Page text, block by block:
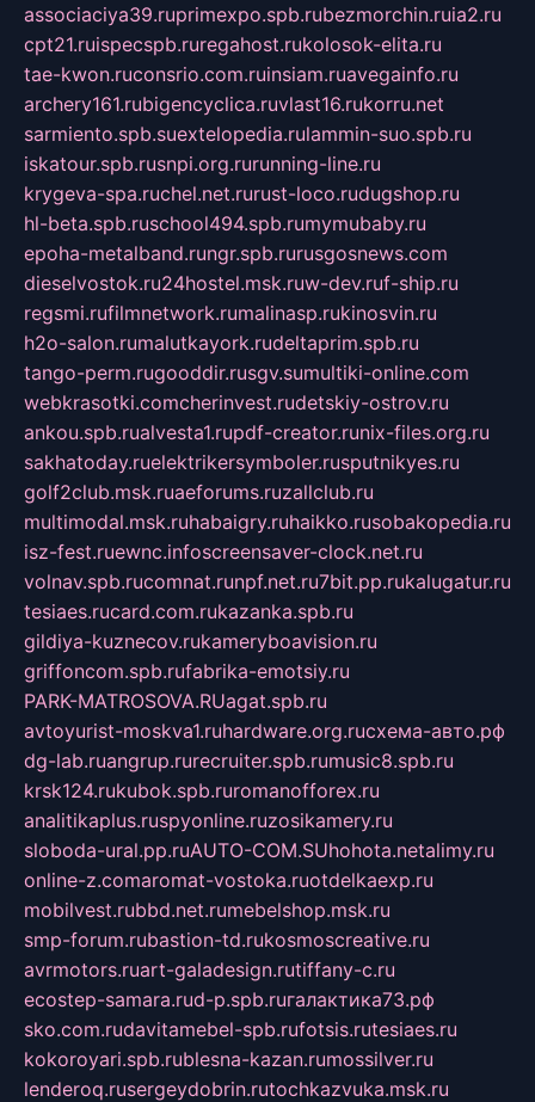
associaciya39.ruprimexpo.spb.rubezmorchin.ruia2.ru
cpt21.ruispecspb.ruregahost.rukolosok-elita.ru
tae-kwon.ruconsrio.com.ruinsiam.ruavegainfo.ru
archery161.rubigencyclica.ruvlast16.rukorru.net
sarmiento.spb.suextelopedia.rulammin-suo.spb.ru
iskatour.spb.rusnpi.org.rurunning-line.ru
krygeva-spa.ruchel.net.rurust-loco.rudugshop.ru
hl-beta.spb.ruschool494.spb.rumymubaby.ru
epoha-metalband.rungr.spb.rurusgosnews.com
dieselvostok.ru24hostel.msk.ruw-dev.ruf-ship.ru
regsmi.rufilmnetwork.rumalinasp.rukinosvin.ru
h2o-salon.rumalutkayork.rudeltaprim.spb.ru
tango-perm.rugooddir.rusgv.sumultiki-online.com
webkrasotki.comcherinvest.rudetskiy-ostrov.ru
ankou.spb.rualvesta1.rupdf-creator.runix-files.org.ru
sakhatoday.ruelektrikersymboler.rusputnikyes.ru
golf2club.msk.ruaeforums.ruzallclub.ru
multimodal.msk.ruhabaigry.ruhaikko.rusobakopedia.ru
isz-fest.ruewnc.infoscreensaver-clock.net.ru
volnav.spb.rucomnat.runpf.net.ru7bit.pp.rukalugatur.ru
tesiaes.rucard.com.rukazanka.spb.ru
gildiya-kuznecov.rukameryboavision.ru
griffoncom.spb.rufabrika-emotsiy.ru
PARK-MATROSOVA.RUagat.spb.ru
avtoyurist-moskva1.ruhardware.org.ruсхема-авто.рф
dg-lab.ruangrup.rurecruiter.spb.rumusic8.spb.ru
krsk124.rukubok.spb.ruromanofforex.ru
analitikaplus.ruspyonline.ruzosikamery.ru
sloboda-ural.pp.ruAUTO-COM.SUhohota.netalimy.ru
online-z.comaromat-vostoka.ruotdelkaexp.ru
mobilvest.rubbd.net.rumebelshop.msk.ru
smp-forum.rubastion-td.rukosmoscreative.ru
avrmotors.ruart-galadesign.rutiffany-c.ru
ecostep-samara.rud-p.spb.ruгалактика73.рф
sko.com.rudavitamebel-spb.rufotsis.rutesiaes.ru
kokoroyari.spb.rublesna-kazan.rumossilver.ru
lenderoq.rusergeydobrin.rutochkazvuka.msk.ru